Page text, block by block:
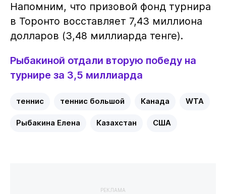
Напомним, что призовой фонд турнира
в Торонто восставляет 7,43 миллиона
долларов (3,48 миллиарда тенге).
Рыбакиной отдали вторую победу на
турнире за 3,5 миллиарда
теннис теннис большой Канада WTA
Рыбакина Елена Казахстан США
РЕКЛАМА